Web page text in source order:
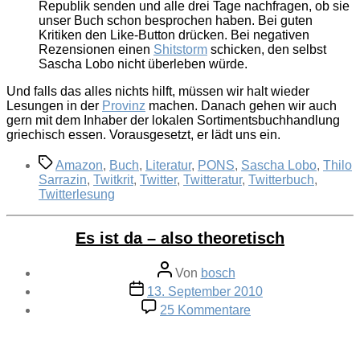
Republik senden und alle drei Tage nachfragen, ob sie
unser Buch schon besprochen haben. Bei guten
Kritiken den Like-Button drücken. Bei negativen
Rezensionen einen Shitstorm schicken, den selbst
Sascha Lobo nicht überleben würde.
Und falls das alles nichts hilft, müssen wir halt wieder
Lesungen in der Provinz machen. Danach gehen wir auch
gern mit dem Inhaber der lokalen Sortimentsbuchhandlung
griechisch essen. Vorausgesetzt, er lädt uns ein.
Schlagwörter
Amazon, Buch, Literatur, PONS, Sascha Lobo, Thilo
Sarrazin, Twitkrit, Twitter, Twitteratur, Twitterbuch,
Twitterlesung
Es ist da – also theoretisch
Beitragsautor
Von bosch
Veröffentlichungsdatum
13. September 2010
25 Kommentare
Es